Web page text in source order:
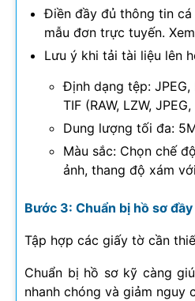
Điền đầy đủ thông tin
mẫu đơn trực tuyến.
Lưu ý khi tải tài liệu lên
Định dạng tệp: JPEG,
TIF (RAW, LZW,
Dung lượng tối đa:
Màu sắc: Chọn chế
ảnh, thang độ xám
Bước 3: Chuẩn bị hồ sơ
Tập hợp các giấy tờ cần
Chuẩn bị hồ sơ kỹ càng
nhanh chóng và giảm nguy